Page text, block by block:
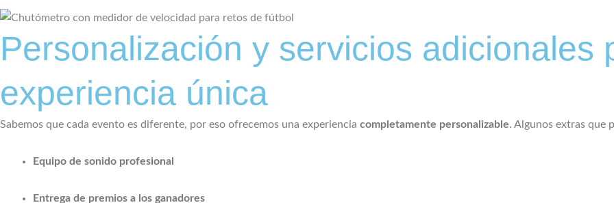
Personalización y servicios adicionales
experiencia única
Sabemos que cada evento es diferente, por eso ofrecemos una experiencia completamente personalizable. Algunos extras que
Equipo de sonido profesional
Entrega de premios a los ganadores